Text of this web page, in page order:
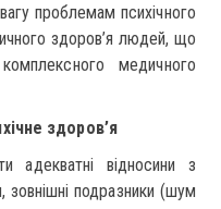
проблемам психічного
здоров’я людей, що
медичного
здоров’я
адекватні відносини з
зовнішні подразники (шум